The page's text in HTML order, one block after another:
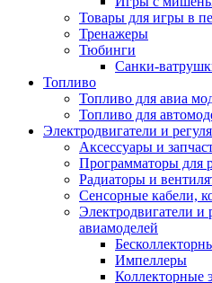
Товары для игры в
Тренажеры
Тюбинги
Санки-
Топливо
Топливо для авиа
Топливо для
Электродвигатели и
Аксессуары и
Программаторы для
Радиаторы и
Сенсорные кабели,
Электродвигатели и
авиамоделей
Импеллеры
Коллекторные